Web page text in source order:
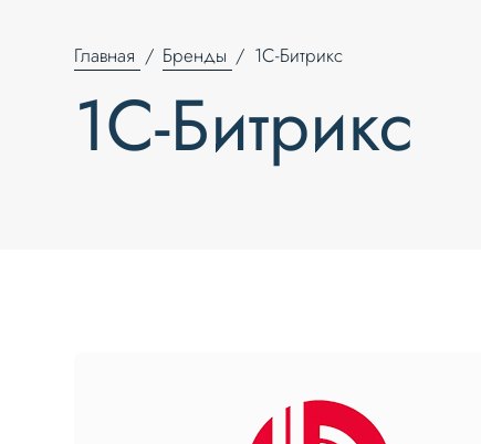
Главная Бренды 1С-Битрикс
1С-Битрикс